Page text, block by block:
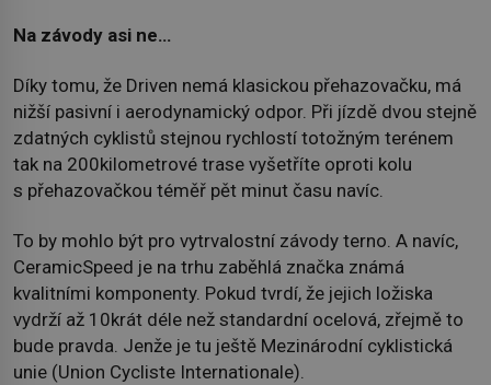
Na závody asi ne…
Díky tomu, že Driven nemá klasickou přehazovačku, má
nižší pasivní i aerodynamický odpor. Při jízdě dvou stejně
zdatných cyklistů stejnou rychlostí totožným terénem
tak na 200kilometrové trase vyšetříte oproti kolu
s přehazovačkou téměř pět minut času navíc.
To by mohlo být pro vytrvalostní závody terno. A navíc,
CeramicSpeed je na trhu zaběhlá značka známá
kvalitními komponenty. Pokud tvrdí, že jejich ložiska
vydrží až 10krát déle než standardní ocelová, zřejmě to
bude pravda. Jenže je tu ještě Mezinárodní cyklistická
unie (Union Cycliste Internationale).